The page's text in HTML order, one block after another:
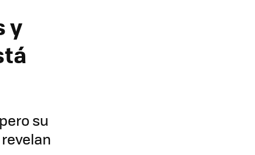
y
su